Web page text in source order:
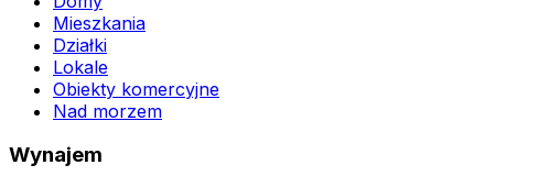
Mieszkania
Działki
Lokale
Obiekty komercyjne
Nad morzem
Wynajem